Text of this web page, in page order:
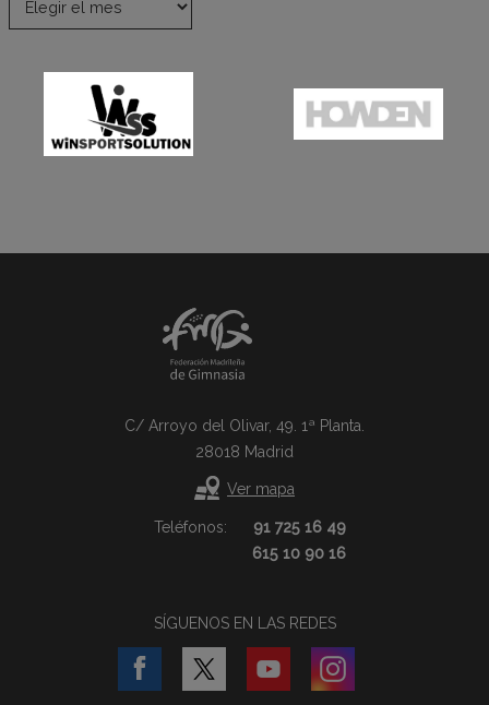
C/ Arroyo del Olivar, 49. 1ª Planta.
28018 Madrid
Ver mapa
Teléfonos:
91 725 16 49
615 10 90 16
SÍGUENOS EN LAS REDES